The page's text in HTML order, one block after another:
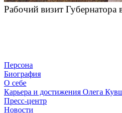
Рабочий визит Губернатора
Персона
Биография
О себе
Карьера и достижения Олега
Пресс-центр
Новости